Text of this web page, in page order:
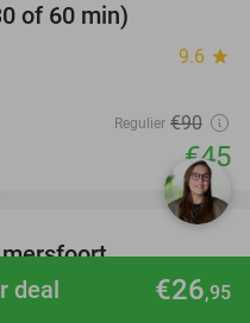
€26,95
deal
of 60 min)
9.6 star
Regulier €90
€45
24%
favorite_border
9.4star